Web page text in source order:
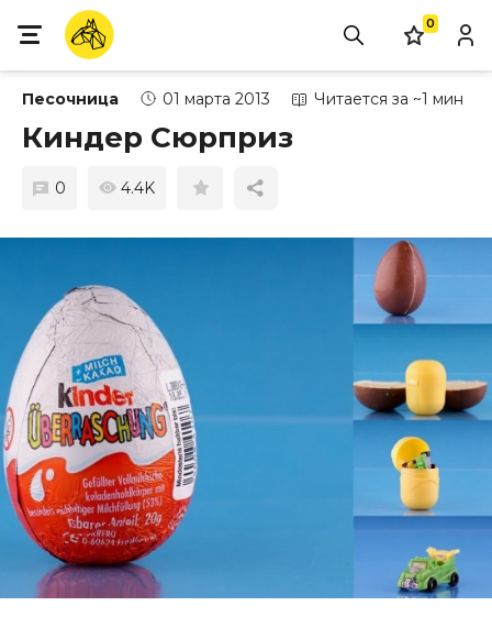
0
Песочница 01 марта 2013 Читается за ~1 мин
Киндер Сюрприз
0 4.4K